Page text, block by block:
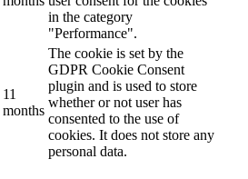
in the category
"Performance".
11
months
The cookie is set by the
GDPR Cookie Consent
plugin and is used to store
whether or not user has
consented to the use of
cookies. It does not store any
personal data.